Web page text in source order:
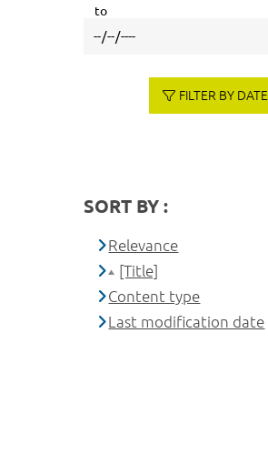
to
FILTER BY DATE
SORT BY :
Relevance
[Title]
Content type
Last modification date